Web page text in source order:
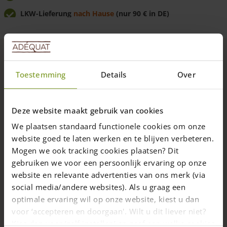
Toestemming Details Over
Deze website maakt gebruik van cookies
We plaatsen standaard functionele cookies om onze
website goed te laten werken en te blijven verbeteren.
Mogen we ook tracking cookies plaatsen? Dit
gebruiken we voor een persoonlijk ervaring op onze
website en relevante advertenties van ons merk (via
social media/andere websites). Als u graag een
optimale ervaring wil op onze website, kiest u dan
voor ‘accepteren en doorgaan'. Wilt u dit liever niet?
Kies dan voor ‘zelf instellen’ en geef aan welke cookies
LKW-Lieferung nach Hause (nur 90 € in DE)
Günstigdirekt vom Herstellerkaufen
Beschreibung
Beliebt als Gartentor und Hoftor.
erhältlich.
Mit diesem Holztor aus Eiche schützen Sie Ihr Grundstück
stilvoll, sicher, langfristig und nachhaltig. Das Tor ist aus
massivem Eichenholz aus europäischen Wäldern gefertigt
und hat eineStandardhöhe von 120 cm.
Die angegebenen Breitenmaße beziehen sich auf das Tor
selbst (ohne Torpfosten). Bitte achten Sie darauf, bei der
Gesamtbreite auch die Torpfosten (2 x 15 cm) und den Platz
zwischen dem Tor und den beiden Pfosten (insg. 2 x 2 cm)
Weiterlesen
Details
Lieferung
Abholen